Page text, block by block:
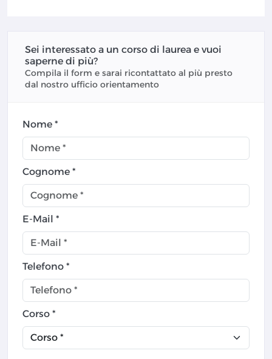
Sei interessato a un corso di laurea e vuoi
saperne di più?
Compila il form e sarai ricontattato al più presto
dal nostro ufficio orientamento
Nome *
Cognome *
E-Mail *
Telefono *
Corso *